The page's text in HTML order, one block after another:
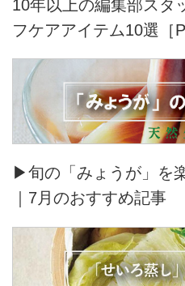
10年以上の編集部スタ
フケアアイテム10選［
▶旬の「みょうが」を
｜7月のおすすめ記事